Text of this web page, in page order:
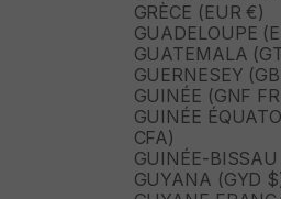
GRÈCE (EUR €)
GUADELOUPE
GUATEMALA
GUERNESEY
GUINÉE (GNF
GUINÉE
CFA)
GUINÉE-BISSAU
GUYANA (GYD